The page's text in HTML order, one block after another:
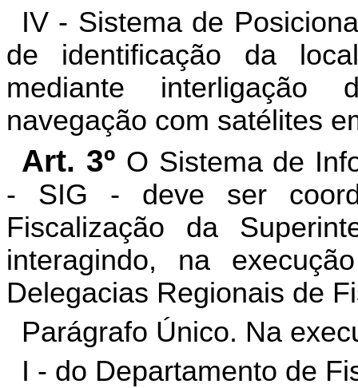
IV - Sistema de
de identificação da
mediante interligação
navegação com satélites
Art. 3º O Sistema de
- SIG - deve ser
Fiscalização da
interagindo, na
Delegacias Regionais de
Parágrafo Único. Na
I - do Departamento de